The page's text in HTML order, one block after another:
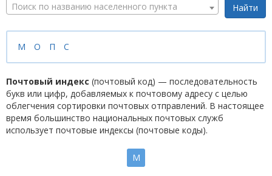
Поиск по названию населенного пункта
М О П С
Почтовый индекс (почтовый код) — последовательность
букв или цифр, добавляемых к почтовому адресу с целью
облегчения сортировки почтовых отправлений. В настоящее
время большинство национальных почтовых служб
использует почтовые индексы (почтовые коды).
М